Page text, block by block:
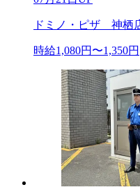
ドミノ・ピザ 神栖
時給1,080円〜1,350円